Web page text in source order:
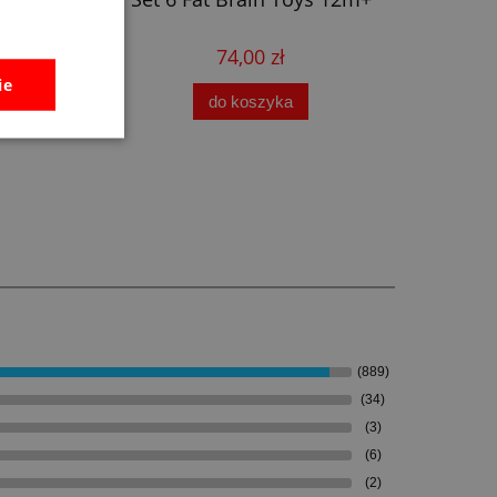
74,00 zł
do koszyka
(889)
(34)
(3)
(6)
(2)